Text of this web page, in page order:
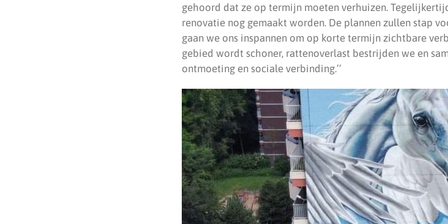
gehoord dat ze op termijn moeten verhuizen.
renovatie nog gemaakt worden. De plannen zullen stap
gaan we ons inspannen om op korte termijn zichtbare
gebied wordt schoner, rattenoverlast bestrijden we en
ontmoeting en sociale verbinding.’’